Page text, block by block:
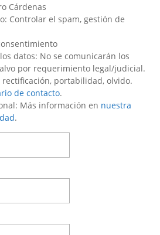
Cárdenas
Controlar el spam, gestión de
datos: No se comunicarán los
por requerimiento legal/judicial.
rectificación, portabilidad, olvido.
de contacto.
Más información en nuestra
.